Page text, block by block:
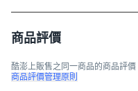
商品評價
酷澎上販售之同一商品的商品評
商品評價管理原則